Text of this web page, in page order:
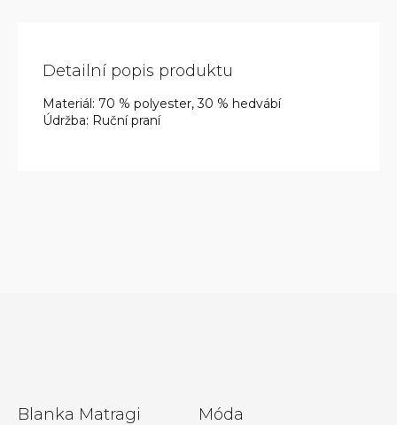
Detailní popis produktu
Materiál: 70 % polyester, 30 % hedvábí
Údržba: Ruční praní
Blanka Matragi Móda